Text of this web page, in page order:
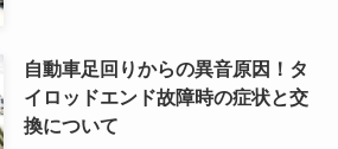
自動車足回りからの異音原因！タ
イロッドエンド故障時の症状と交
換について